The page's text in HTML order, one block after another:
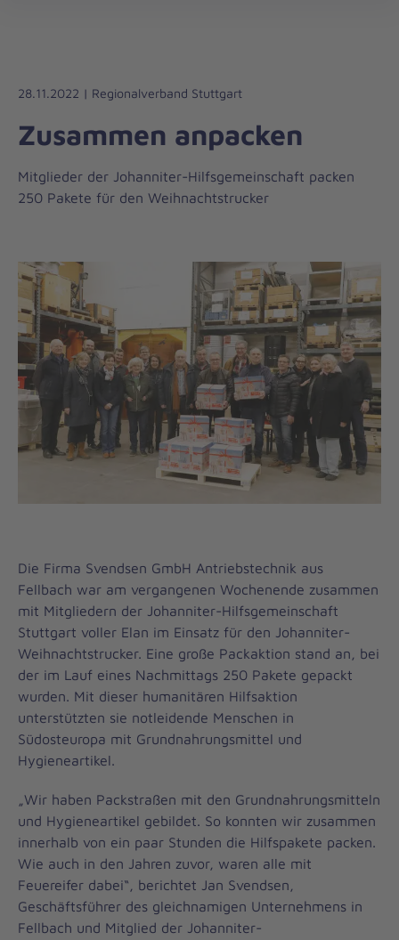
Liebe
Leben
28.11.2022 | Regionalverband Stuttgart
Zusammen anpacken
Mitglieder der Johanniter-Hilfsgemeinschaft packen
250 Pakete für den Weihnachtstrucker
Die Firma Svendsen GmbH Antriebstechnik aus
Fellbach war am vergangenen Wochenende zusammen
mit Mitgliedern der Johanniter-Hilfsgemeinschaft
Stuttgart voller Elan im Einsatz für den Johanniter-
Weihnachtstrucker. Eine große Packaktion stand an, bei
der im Lauf eines Nachmittags 250 Pakete gepackt
wurden. Mit dieser humanitären Hilfsaktion
unterstützten sie notleidende Menschen in
Südosteuropa mit Grundnahrungsmittel und
Hygieneartikel.
„Wir haben Packstraßen mit den Grundnahrungsmitteln
und Hygieneartikel gebildet. So konnten wir zusammen
innerhalb von ein paar Stunden die Hilfspakete packen.
Wie auch in den Jahren zuvor, waren alle mit
Feuereifer dabei“, berichtet Jan Svendsen,
Geschäftsführer des gleichnamigen Unternehmens in
Fellbach und Mitglied der Johanniter-